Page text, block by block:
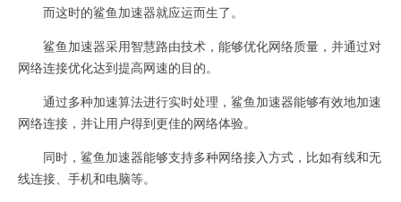
而这时的鲨鱼加速器就应运而生了。
鲨鱼加速器采用智慧路由技术，能够优化网络质量，并通过对
网络连接优化达到提高网速的目的。
通过多种加速算法进行实时处理，鲨鱼加速器能够有效地加速
网络连接，并让用户得到更佳的网络体验。
同时，鲨鱼加速器能够支持多种网络接入方式，比如有线和无
线连接、手机和电脑等。